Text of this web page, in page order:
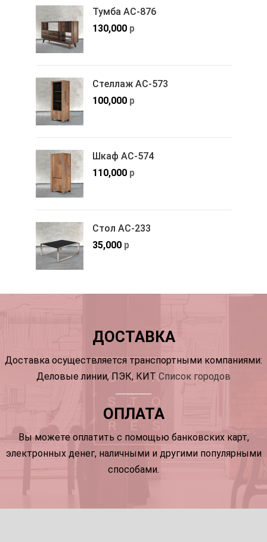
Тумба АС-876
130,000 р
Стеллаж АС-573
100,000 р
Шкаф АС-574
110,000 р
Стол АС-233
35,000 р
ДОСТАВКА
Доставка осуществляется транспортными компаниями:
Деловые линии, ПЭК, КИТ Список городов
ОПЛАТА
Вы можете оплатить с помощью банковских карт,
электронных денег, наличными и другими популярными
способами.